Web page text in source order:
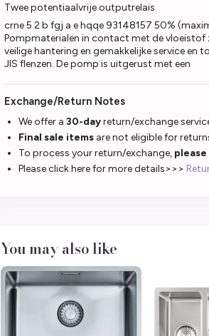
Twee potentiaalvrije outputrelais
crne 5 2 b fgj a e hqqe 93148157 50%
Pompmaterialen in contact met de
veilige hantering en gemakkelijke service en
JIS flenzen. De pomp is uitgerust met een
Exchange/Return Notes
We offer a 30-dayreturn/exchange
Final sale items are not eligible for
To process your return/exchange,
Please click here for more details>>>
You may also like